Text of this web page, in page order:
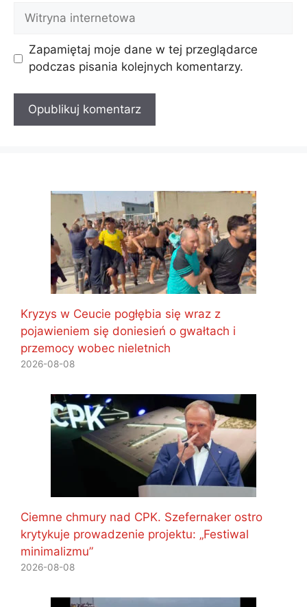
Witryna
internetowa
Zapamiętaj moje dane w tej przeglądarce
podczas pisania kolejnych komentarzy.
Kryzys w Ceucie pogłębia się wraz z
pojawieniem się doniesień o gwałtach i
przemocy wobec nieletnich
2026-08-08
Ciemne chmury nad CPK. Szefernaker ostro
krytykuje prowadzenie projektu: „Festiwal
minimalizmu”
2026-08-08